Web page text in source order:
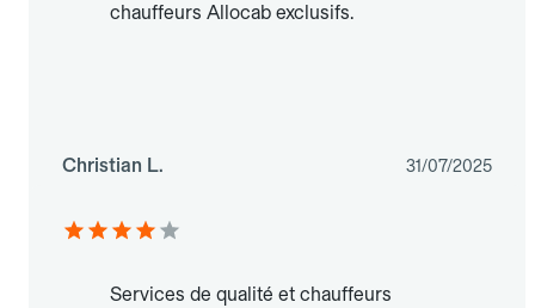
chauffeurs Allocab exclusifs.
Christian L. 31/07/2025
Services de qualité et chauffeurs